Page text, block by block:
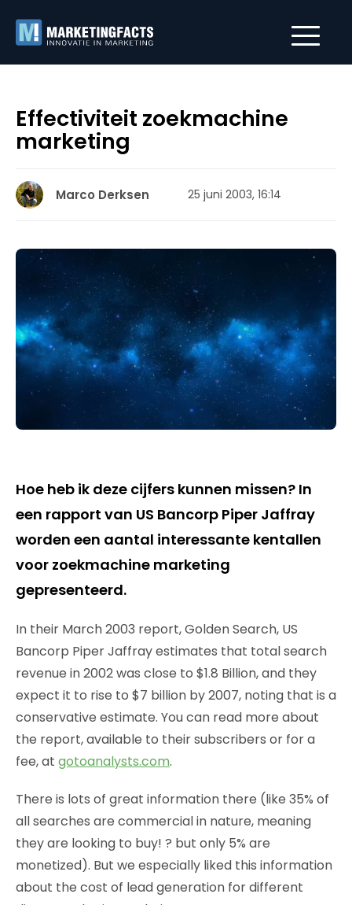
Effectiviteit zoekmachine
marketing
Marco Derksen 25 juni 2003, 16:14
Hoe heb ik deze cijfers kunnen missen? In
een rapport van US Bancorp Piper Jaffray
worden een aantal interessante kentallen
voor zoekmachine marketing
gepresenteerd.
In their March 2003 report, Golden Search, US
Bancorp Piper Jaffray estimates that total search
revenue in 2002 was close to $1.8 Billion, and they
expect it to rise to $7 billion by 2007, noting that is a
conservative estimate. You can read more about
the report, available to their subscribers or for a
fee, at gotoanalysts.com.
There is lots of great information there (like 35% of
all searches are commercial in nature, meaning
they are looking to buy! ? but only 5% are
monetized). But we especially liked this information
about the cost of lead generation for different